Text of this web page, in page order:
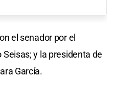
el senador por el
y la presidenta de
García.